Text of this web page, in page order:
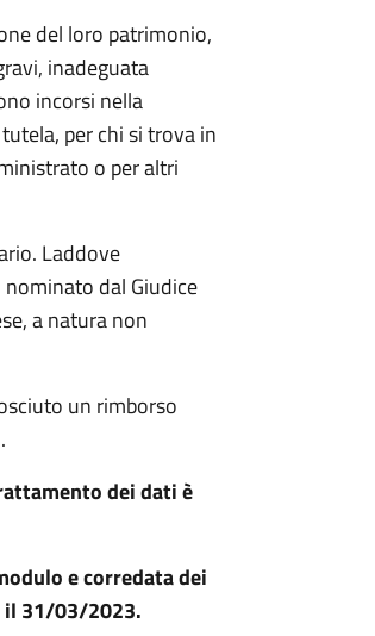
del loro patrimonio,
inadeguata
incorsi nella
per chi si trova in
o per altri
Laddove
dal Giudice
a natura non
un rimborso
dei dati è
e corredata dei
31/03/2023.